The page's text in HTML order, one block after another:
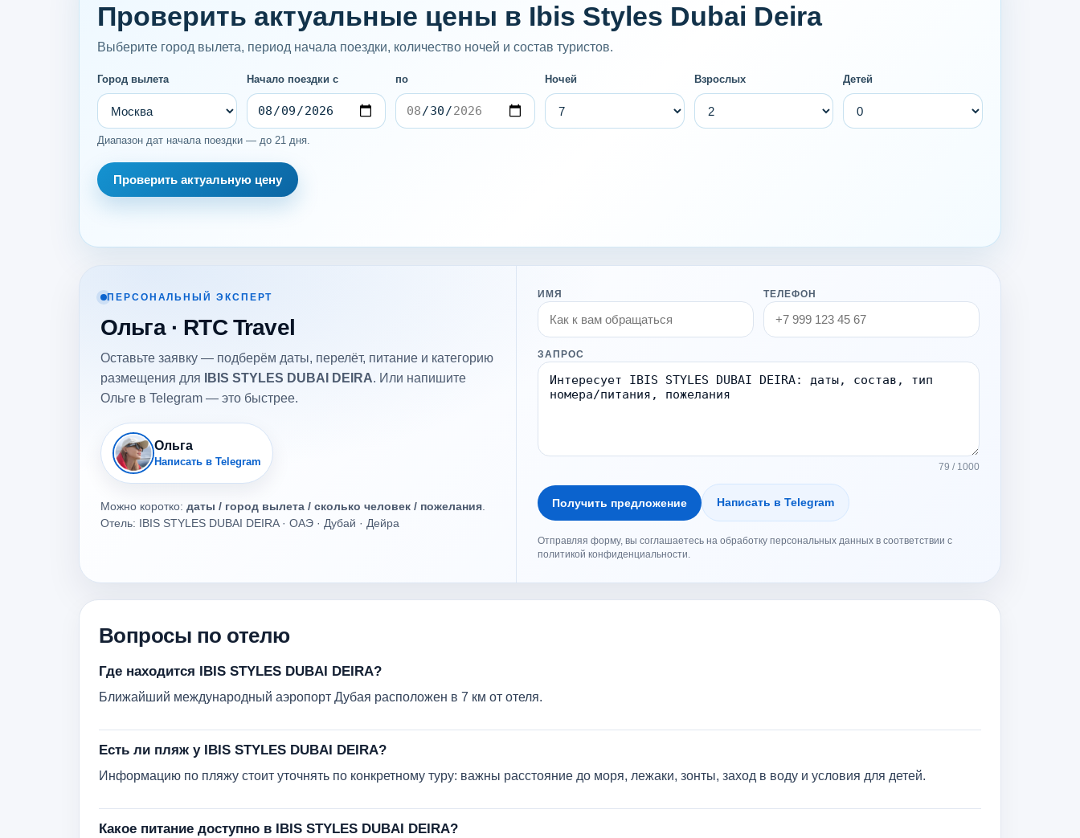
Проверить актуальные цены в Ibis Styles Dubai Deira
Выберите город вылета, период начала поездки, количество ночей и состав туристов.
Город вылета Начало поездки с по Ночей Взрослых Детей
Диапазон дат начала поездки — до 21 дня.
Проверить актуальную цену
ПЕРСОНАЛЬНЫЙ ЭКСПЕРТ
Ольга · RTC Travel
Оставьте заявку — подберём даты, перелёт, питание и категорию
размещения для
IBIS STYLES DUBAI DEIRA. Или напишите
Ольге в Telegram — это быстрее.
Ольга
Написать в Telegram
Можно коротко: даты / город вылета / сколько человек / пожелания
Отель: IBIS STYLES DUBAI DEIRA · ОАЭ · Дубай · Дейра
ИМЯ ТЕЛЕФОН
ЗАПРОС
79 / 1000
Получить предложение Написать в Telegram
Отправляя форму, вы соглашаетесь на обработку персональных данных в соответствии с
политикой конфиденциальности.
Вопросы по отелю
Где находится IBIS STYLES DUBAI DEIRA?
Ближайший международный аэропорт Дубая расположен в 7 км от отеля.
Есть ли пляж у IBIS STYLES DUBAI DEIRA?
Информацию по пляжу стоит уточнять по конкретному туру: важны расстояние до моря, лежаки, зонты, заход в воду и условия для детей.
Какое питание доступно в IBIS STYLES DUBAI DEIRA?